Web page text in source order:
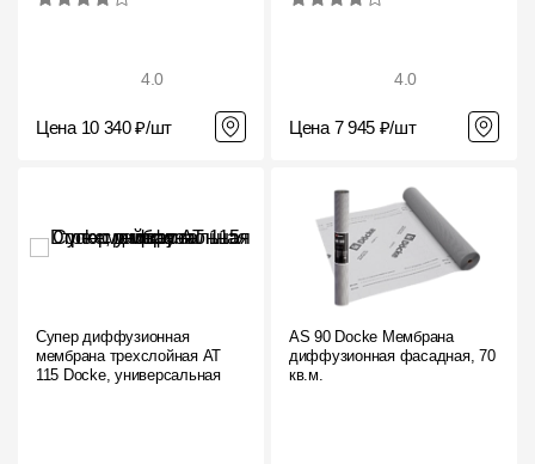
4.0
Цена 10 340 ₽/шт
4.0
Цена 7 945 ₽/шт
Супер диффузионная
мембрана трехслойная AT
115 Docke, универсальная
AS 90 Docke Мембрана
диффузионная фасадная, 70
кв.м.